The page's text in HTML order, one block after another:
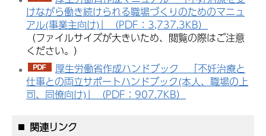
けながら働き続けられる職場づくりのためのマニュ
アル(事業主向け)」（PDF：3,737.3KB）
（ファイルサイズが大きいため、閲覧の際はご注意
ください。）
厚生労働省作成ハンドブック 「不妊治療と
仕事との両立サポートハンドブック(本人、職場の上
司、同僚向け)」（PDF：907.7KB）
関連リンク